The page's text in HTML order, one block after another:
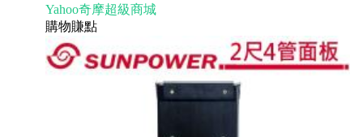
Yahoo奇摩超級商城
購物賺點